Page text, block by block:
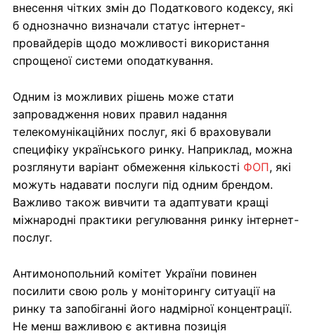
внесення чітких змін до Податкового кодексу, які
б однозначно визначали статус інтернет-
провайдерів щодо можливості використання
спрощеної системи оподаткування.
Одним із можливих рішень може стати
запровадження нових правил надання
телекомунікаційних послуг, які б враховували
специфіку українського ринку. Наприклад, можна
розглянути варіант обмеження кількості ФОП, які
можуть надавати послуги під одним брендом.
Важливо також вивчити та адаптувати кращі
міжнародні практики регулювання ринку інтернет-
послуг.
Антимонопольний комітет України повинен
посилити свою роль у моніторингу ситуації на
ринку та запобіганні його надмірної концентрації.
Не менш важливою є активна позиція